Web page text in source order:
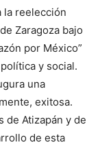
la reelección
Zaragoza bajo
por México”
y social.
una
exitosa.
de Atizapán y de
de esta